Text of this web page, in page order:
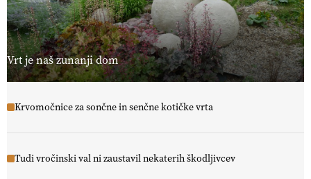
Vrt je naš zunanji dom
Krvomočnice za sončne in senčne kotičke vrta
Tudi vročinski val ni zaustavil nekaterih škodljivcev